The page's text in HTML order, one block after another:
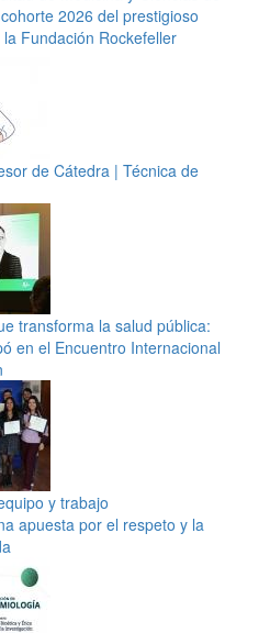
2026 del prestigioso
Fundación Rockefeller
de Cátedra | Técnica de
transforma la salud pública:
en el Encuentro Internacional
y trabajo
apuesta por el respeto y la